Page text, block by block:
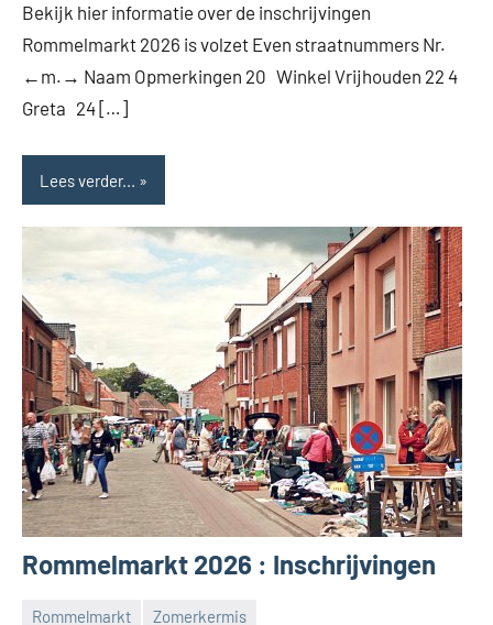
Bekijk hier informatie over de inschrijvingen
Rommelmarkt 2026 is volzet Even straatnummers Nr.
←m.→ Naam Opmerkingen 20 Winkel Vrijhouden 22 4
Greta 24 […]
Lees verder...
Rommelmarkt 2026 : Inschrijvingen
Rommelmarkt Zomerkermis